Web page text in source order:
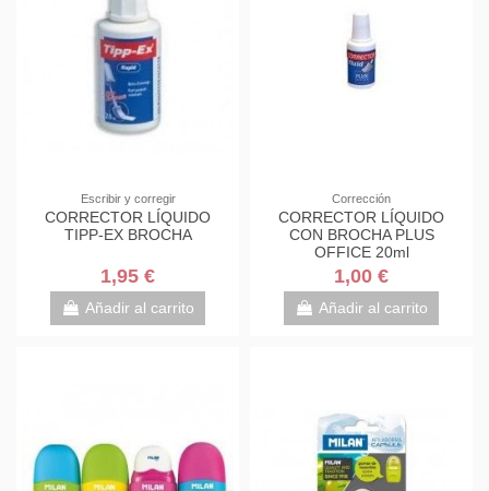
Escribir y corregir
CORRECTOR LÍQUIDO
TIPP-EX BROCHA
1,95 €
Añadir al carrito
Corrección
CORRECTOR LÍQUIDO
CON BROCHA PLUS
OFFICE 20ml
1,00 €
Añadir al carrito